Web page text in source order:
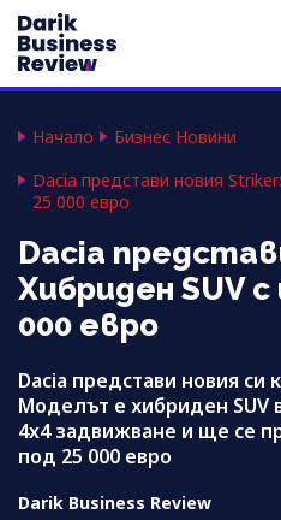
Начало
Бизнес Новини
Dacia представи новия
25 000 евро
Dacia
Хибриден SUV
000 евро
Dacia представи новия си
Моделът е хибриден SUV
4x4 задвижване и ще се
под 25 000 евро
Darik Business Review